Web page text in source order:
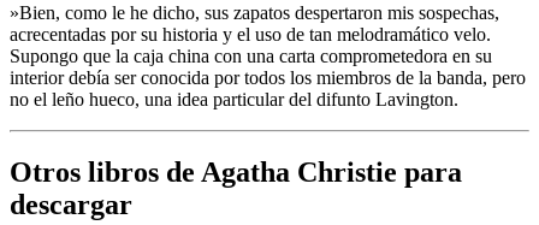
»Bien, como le he dicho, sus zapatos despertaron mis sospechas,
acrecentadas por su historia y el uso de tan melodramático velo.
Supongo que la caja china con una carta comprometedora en su
interior debía ser conocida por todos los miembros de la banda, pero
no el leño hueco, una idea particular del difunto Lavington.
Otros libros de Agatha Christie para
descargar